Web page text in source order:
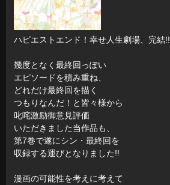
ハピエストエンド！幸せ人生劇場、完結!!
幾度となく最終回っぽい
エピソードを積み重ね、
どれだけ最終回を描く
つもりなんだ！と皆々様から
叱咤激励御意見評価
いただきました当作品も、
第7巻で遂にシン・最終回を
収録する運びとなりました!!
漫画の可能性を考えに考えて